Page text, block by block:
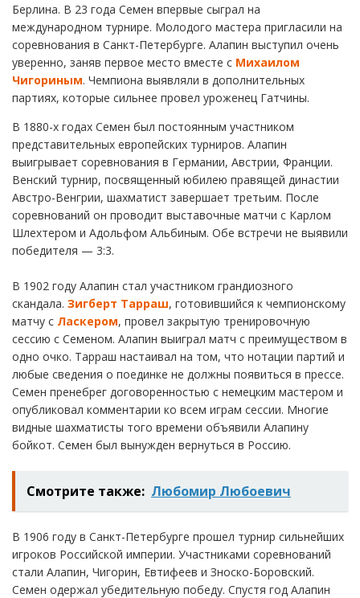
Берлина. В 23 года Семен впервые сыграл на
международном турнире. Молодого мастера пригласили на
соревнования в Санкт-Петербурге. Алапин выступил очень
уверенно, заняв первое место вместе с Михаилом
Чигориным. Чемпиона выявляли в дополнительных
партиях, которые сильнее провел уроженец Гатчины.
В 1880-х годах Семен был постоянным участником
представительных европейских турниров. Алапин
выигрывает соревнования в Германии, Австрии, Франции.
Венский турнир, посвященный юбилею правящей династии
Австро-Венгрии, шахматист завершает третьим. После
соревнований он проводит выставочные матчи с Карлом
Шлехтером и Адольфом Альбиным. Обе встречи не выявили
победителя — 3:3.
В 1902 году Алапин стал участником грандиозного
скандала. Зигберт Тарраш, готовившийся к чемпионскому
матчу с Ласкером, провел закрытую тренировочную
сессию с Семеном. Алапин выиграл матч с преимуществом в
одно очко. Тарраш настаивал на том, что нотации партий и
любые сведения о поединке не должны появиться в прессе.
Семен пренебрег договоренностью с немецким мастером и
опубликовал комментарии ко всем играм сессии. Многие
видные шахматисты того времени объявили Алапину
бойкот. Семен был вынужден вернуться в Россию.
Смотрите также: Любомир Любоевич
В 1906 году в Санкт-Петербурге прошел турнир сильнейших
игроков Российской империи. Участниками соревнований
стали Алапин, Чигорин, Евтифеев и Зноско-Боровский.
Семен одержал убедительную победу. Спустя год Алапин